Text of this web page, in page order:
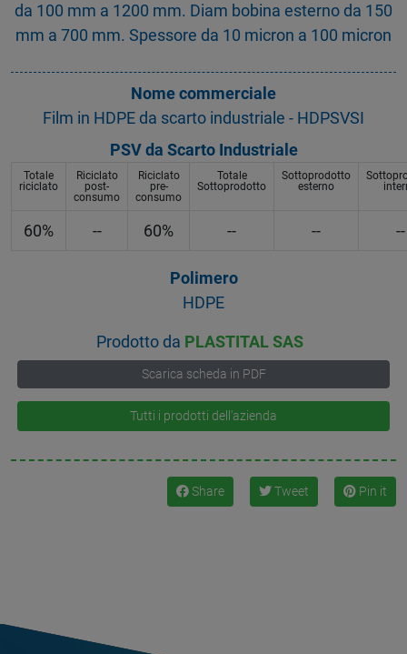
da 100 mm a 1200 mm. Diam bobina esterno da 150
mm a 700 mm. Spessore da 10 micron a 100 micron
Nome commerciale
Film in HDPE da scarto industriale - HDPSVSI
PSV da Scarto Industriale
Totale
riciclato
Riciclato
post-
consumo
Riciclato
pre-
consumo
Totale
Sottoprodotto
Sottoprodotto
esterno
60% -- 60% -- -- --
Polimero
HDPE
Prodotto da PLASTITAL SAS
Scarica scheda in PDF
Tutti i prodotti dell'azienda
Share Tweet Pin it